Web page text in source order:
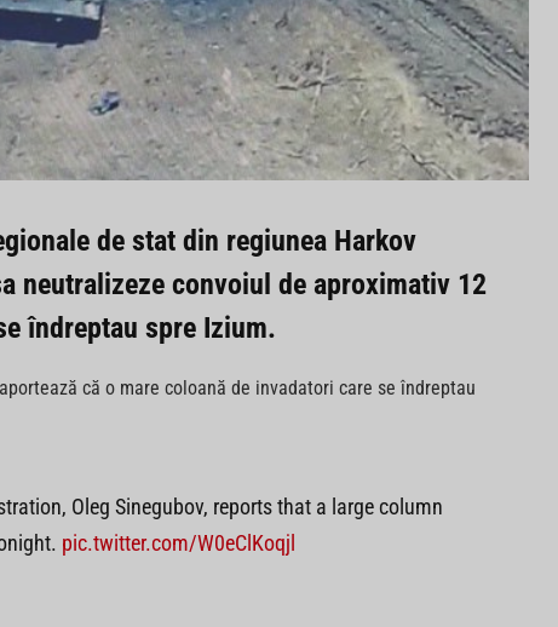
de stat din regiunea Harkov
neutralizeze convoiul de aproximativ 12
îndreptau spre Izium.
că o mare coloană de invadatori care se îndreptau
Oleg Sinegubov, reports that a large column
pic.twitter.com/W0eClKoqjl